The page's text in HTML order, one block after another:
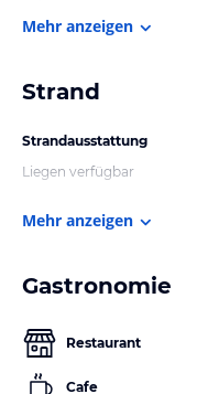
Mehr anzeigen
Strand
Strandausstattung
Liegen verfügbar
Mehr anzeigen
Gastronomie
Restaurant
Cafe